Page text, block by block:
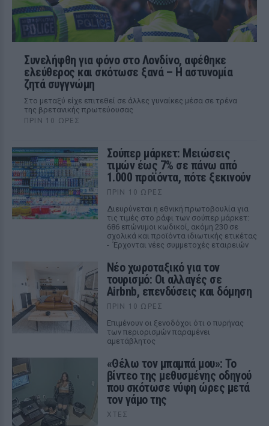
Συνελήφθη για φόνο στο Λονδίνο, αφέθηκε
ελεύθερος και σκότωσε ξανά – Η αστυνομία
ζητά συγγνώμη
Στο μεταξύ είχε επιτεθεί σε άλλες γυναίκες μέσα σε τρένα
της βρετανικής πρωτεύουσας
ΠΡΙΝ 10 ΏΡΕΣ
Σούπερ μάρκετ: Μειώσεις
τιμών έως 7% σε πάνω από
1.000 προϊόντα, πότε ξεκινούν
ΠΡΙΝ 10 ΏΡΕΣ
Διευρύνεται η εθνική πρωτοβουλία για
τις τιμές στο ράφι των σούπερ μάρκετ:
686 επώνυμοι κωδικοί, ακόμη 230 σε
σχολικά και προϊόντα ιδιωτικής ετικέτας
- Έρχονται νέες συμμετοχές εταιρειών
Νέο χωροταξικό για τον
τουρισμό: Οι αλλαγές σε
Airbnb, επενδύσεις και δόμηση
ΠΡΙΝ 10 ΏΡΕΣ
Επιμένουν οι ξενοδόχοι ότι ο πυρήνας
των περιορισμών παραμένει
αμετάβλητος
«Θέλω τον μπαμπά μου»: Το
βίντεο της μεθυσμένης οδηγού
που σκότωσε νύφη ώρες μετά
τον γάμο της
ΧΤΕΣ